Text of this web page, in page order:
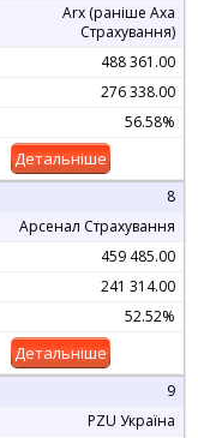
Arx (раніше Axa
Страхування)
488 361.00
276 338.00
56.58%
Детальніше
8
Арсенал Страхування
459 485.00
241 314.00
52.52%
Детальніше
9
PZU Україна